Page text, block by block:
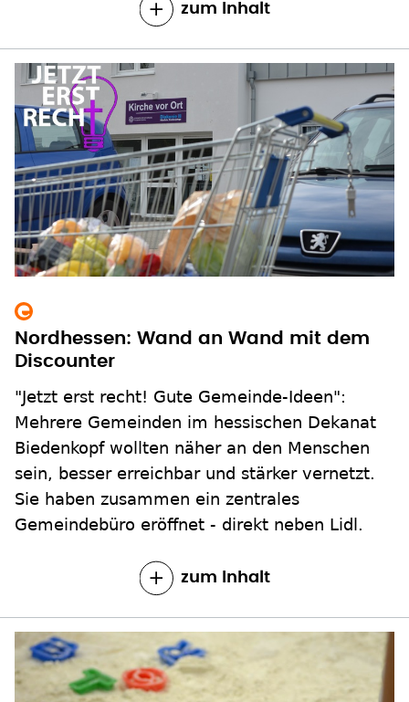
zum Inhalt
Nordhessen: Wand an Wand mit dem
Discounter
"Jetzt erst recht! Gute Gemeinde-Ideen":
Mehrere Gemeinden im hessischen Dekanat
Biedenkopf wollten näher an den Menschen
sein, besser erreichbar und stärker vernetzt.
Sie haben zusammen ein zentrales
Gemeindebüro eröffnet - direkt neben Lidl.
zum Inhalt